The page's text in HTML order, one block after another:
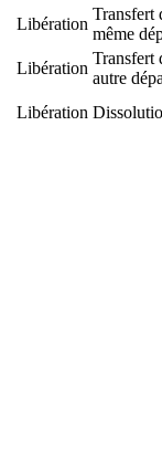
Libération
Transfert
même
Libération
Transfert
autre
Libération